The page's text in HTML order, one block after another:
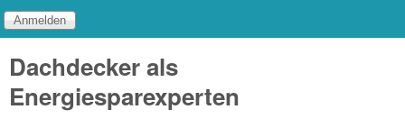
Dachdecker als
Energiesparexperten